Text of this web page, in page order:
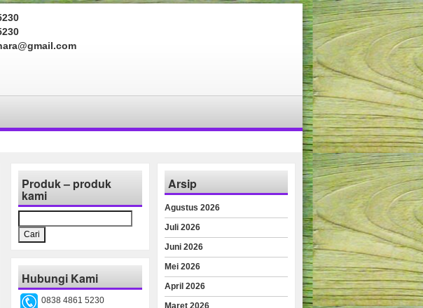
Produk – produk
kami
untuk:
Hubungi Kami
0838 4861 5230
Arsip
Agustus 2026
Juli 2026
Juni 2026
Mei 2026
April 2026